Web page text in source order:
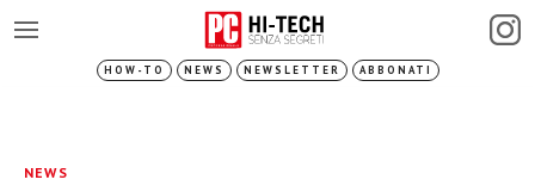
HOW-TO NEWS NEWSLETTER ABBONATI
NEWS